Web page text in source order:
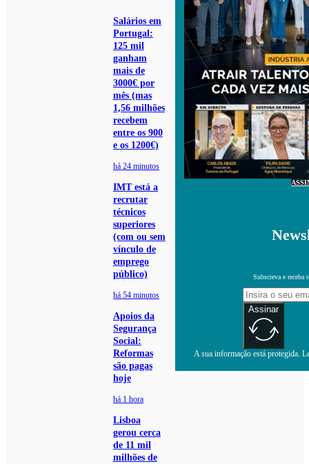
Salários em
Portugal:
125 mil
ganham
mais de
3000€ por
mês (mas
1,56 milhões
recebem
entre os 900
e os 1200€)
há 24 minutos
IMT está a
recrutar
técnicos
superiores
(com ou sem
vínculo de
emprego
público)
há 54 minutos
Apoios da
Segurança
Social:
Reformas
são pagas
hoje
há 1 hora
Lisboa
gerou cerca
de 11 mil
milhões de
Subscreva e receba
Assinar
A sua informação está protegida.